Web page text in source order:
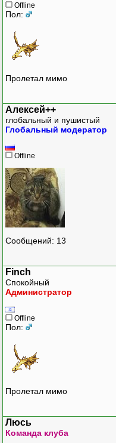
Offline
Пол:
Пролетал мимо
Алексей++
глобальный и пушистый
Глобальный модератор
Offline
Сообщений: 13
Finch
Спокойный
Администратор
Offline
Пол:
Пролетал мимо
Люсь
Команда клуба